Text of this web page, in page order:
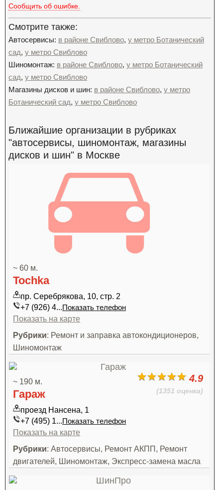
Сообщить об ошибке.
Смотрите также:
Автосервисы: в районе Свиблово, у метро Ботанический
сад, у метро Свиблово
Шиномонтаж: в районе Свиблово, у метро Ботанический
сад, у метро Свиблово
Магазины дисков и шин: в районе Свиблово, у метро
Ботанический сад, у метро Свиблово
Ближайшие организации в рубриках
"автосервисы, шиномонтаж, магазины
дисков и шин" в Москве
~ 60 м.
Tochka
пр. Серебрякова, 10, стр. 2
+7 (926) 4...Показать телефон
Показать на карте
Рубрики: Ремонт и заправка автокондиционеров,
Шиномонтаж
4.9
(1351 оценка)
~ 190 м.
Гараж
проезд Нансена, 1
+7 (495) 1...Показать телефон
Показать на карте
Рубрики: Автосервисы, Ремонт АКПП, Ремонт
двигателей, Шиномонтаж, Экспресс-замена масла